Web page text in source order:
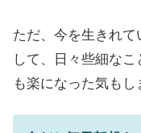
ただ、今を生きれ
して、日々些細な
も楽になった気もし